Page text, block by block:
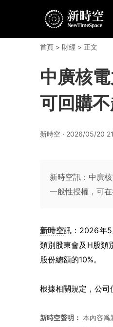
首頁 > 財經 > 正文
中廣核
可回購
新時空 · 2026/05/20
新時空訊：中廣
一般性授權，可
新時空訊：2026年5
類別股東會及H股類
股份總額的10%。
根據相關規定，公司
新時空聲明： 本內容爲